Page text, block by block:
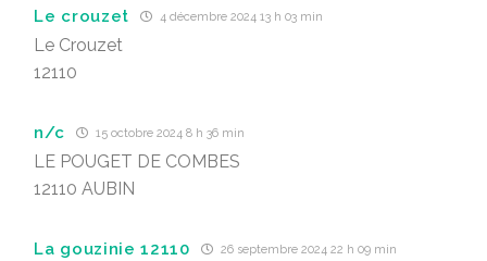
Le crouzet 4 décembre 2024 13 h 03 min
Le Crouzet
12110
n/c 15 octobre 2024 8 h 36 min
LE POUGET DE COMBES
12110 AUBIN
La gouzinie 12110 26 septembre 2024 22 h 09 min